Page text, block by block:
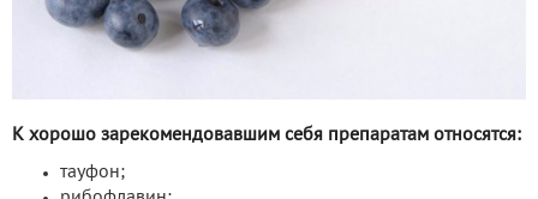
К хорошо зарекомендовавшим себя препаратам относятся:
тауфон;